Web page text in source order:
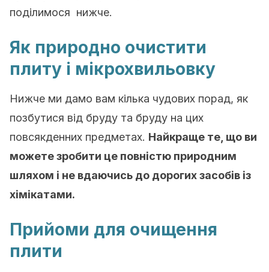
поділимося нижче.
Як природно очистити
плиту і мікрохвильовку
Нижче ми дамо вам кілька чудових порад, як
позбутися від бруду та бруду на цих
повсякденних предметах. Найкраще те, що ви
можете зробити це повністю природним
шляхом і не вдаючись до дорогих засобів із
хімікатами.
Прийоми для очищення
плити